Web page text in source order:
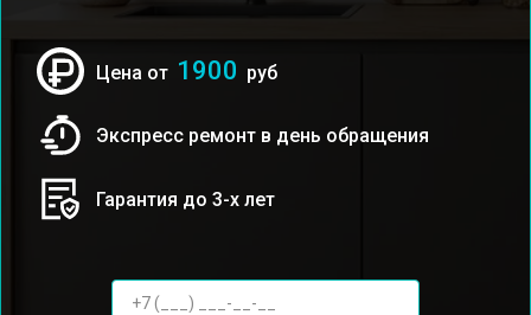
Цена от 1900 руб
Экспресс ремонт в день обращения
Гарантия до 3-х лет